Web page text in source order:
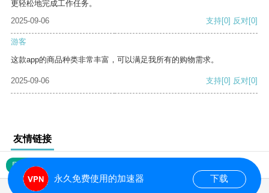
更轻松地完成工作任务。
2025-09-06
支持[0] 反对[0]
游客
这款app的商品种类非常丰富，可以满足我所有的购物需求。
2025-09-06 支持[0] 反对[0]
友情链接
网站地图
永久免费使用的加速器 下载